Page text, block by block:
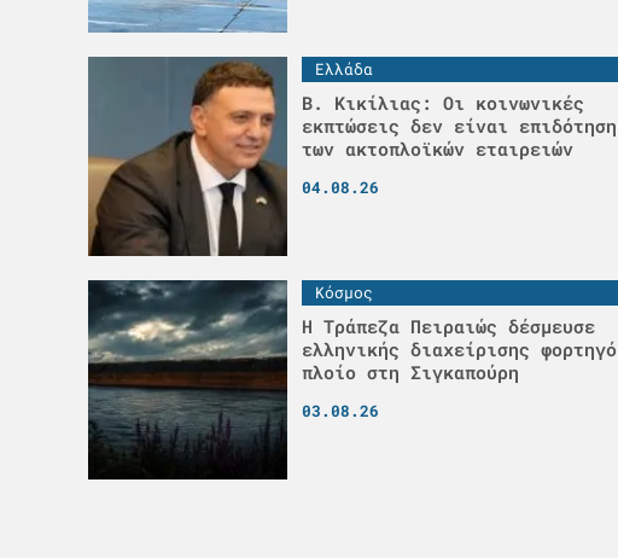
Ελλάδα
Β. Κικίλιας: Οι κοινωνικές
εκπτώσεις δεν είναι επιδότηση
των ακτοπλοϊκών εταιρειών
04.08.26
Κόσμος
Η Τράπεζα Πειραιώς δέσμευσε
ελληνικής διαχείρισης φορτηγό
πλοίο στη Σιγκαπούρη
03.08.26